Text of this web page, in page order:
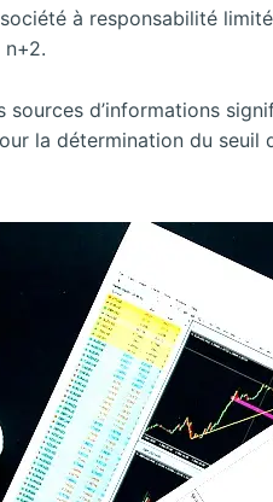
à responsabilité
d’informations
la détermination du